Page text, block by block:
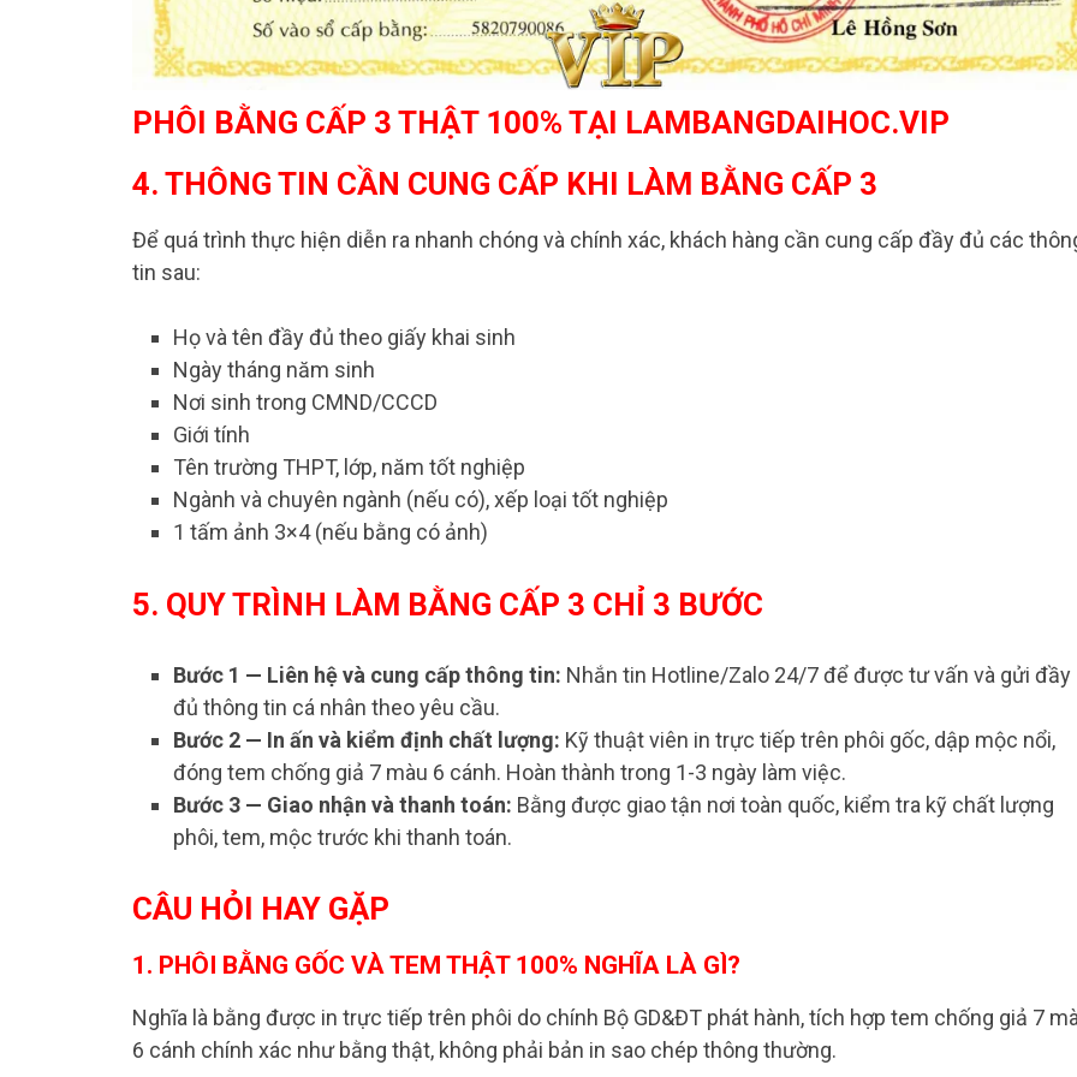
PHÔI BẰNG CẤP 3 THẬT 100% TẠI LAMBANGDAIHOC.VIP
4. THÔNG TIN CẦN CUNG CẤP KHI LÀM BẰNG CẤP 3
Để quá trình thực hiện diễn ra nhanh chóng và chính xác, khách hàng cần cung cấp đầy đủ các
tin sau:
Họ và tên đầy đủ theo giấy khai sinh
Ngày tháng năm sinh
Nơi sinh trong CMND/CCCD
Giới tính
Tên trường THPT, lớp, năm tốt nghiệp
Ngành và chuyên ngành (nếu có), xếp loại tốt nghiệp
1 tấm ảnh 3×4 (nếu bằng có ảnh)
5. QUY TRÌNH LÀM BẰNG CẤP 3 CHỈ 3 BƯỚC
Bước 1 — Liên hệ và cung cấp thông tin: Nhắn tin Hotline/Zalo 24/7 để được tư vấn và gửi đầy
đủ thông tin cá nhân theo yêu cầu.
Bước 2 — In ấn và kiểm định chất lượng: Kỹ thuật viên in trực tiếp trên phôi gốc, dập mộc nổi,
đóng tem chống giả 7 màu 6 cánh. Hoàn thành trong 1-3 ngày làm việc.
Bước 3 — Giao nhận và thanh toán: Bằng được giao tận nơi toàn quốc, kiểm tra kỹ chất lượng
phôi, tem, mộc trước khi thanh toán.
CÂU HỎI HAY GẶP
1. PHÔI BẰNG GỐC VÀ TEM THẬT 100% NGHĨA LÀ GÌ?
Nghĩa là bằng được in trực tiếp trên phôi do chính Bộ GD&ĐT phát hành, tích hợp tem chống giả 7
6 cánh chính xác như bằng thật, không phải bản in sao chép thông thường.